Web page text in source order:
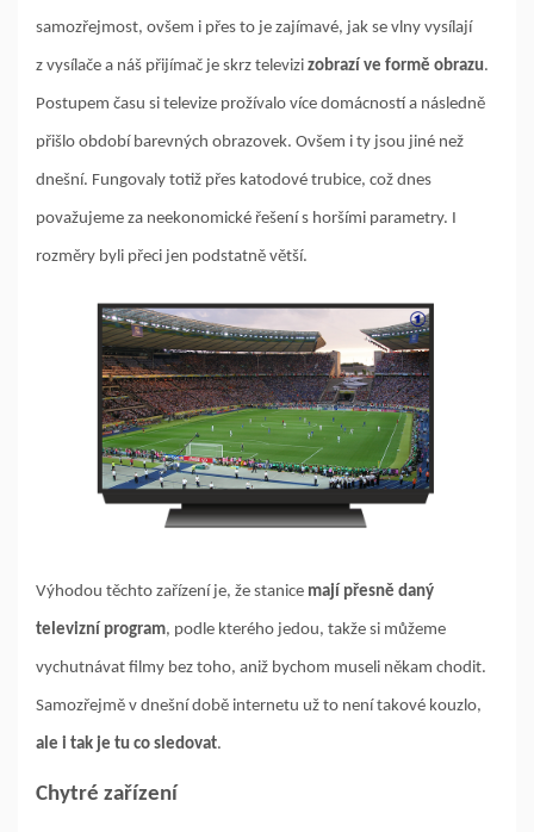
samozřejmost, ovšem i přes to je zajímavé, jak se vlny vysílají
z vysílače a náš přijímač je skrz televizi zobrazí ve formě obrazu.
Postupem času si televize prožívalo více domácností a následně
přišlo období barevných obrazovek. Ovšem i ty jsou jiné než
dnešní. Fungovaly totiž přes katodové trubice, což dnes
považujeme za neekonomické řešení s horšími parametry. I
rozměry byli přeci jen podstatně větší.
Výhodou těchto zařízení je, že stanice mají přesně daný
televizní program, podle kterého jedou, takže si můžeme
vychutnávat filmy bez toho, aniž bychom museli někam chodit.
Samozřejmě v dnešní době internetu už to není takové kouzlo,
ale i tak je tu co sledovat.
Chytré zařízení